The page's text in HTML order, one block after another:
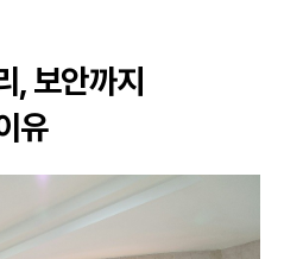
, 보안까지
유